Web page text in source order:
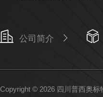
公司简介
Copyright © 2026 四川普西奥